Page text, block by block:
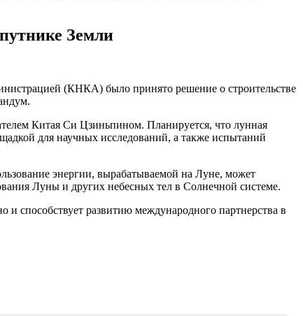
Земли
(КНКА) было принято решение о строительстве
Китая Си Цзиньпином. Планируется, что лунная
для научных исследований, а также испытаний
энергии, вырабатываемой на Луне, может
Луны и других небесных тел в Солнечной системе.
и способствует развитию международного партнерства в